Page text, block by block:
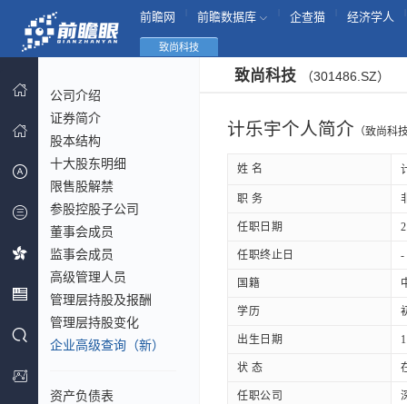
前瞻网 前瞻数据库 企查猫 经济学人
致尚科技
公司介绍
证券简介
股本结构
十大股东明细
限售股解禁
参股控股子公司
董事会成员
监事会成员
高级管理人员
管理层持股及报酬
管理层持股变化
企业高级查询（新）
资产负债表
致尚科技 （301486.SZ）
计乐宇个人简介 （致尚科
姓 名
职 务
任职日期
任职终止日 -
国籍
学历
出生日期
状 态
任职公司